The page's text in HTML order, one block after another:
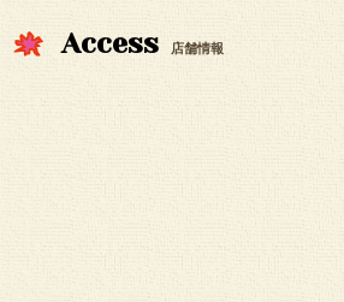
Access 店舗情報